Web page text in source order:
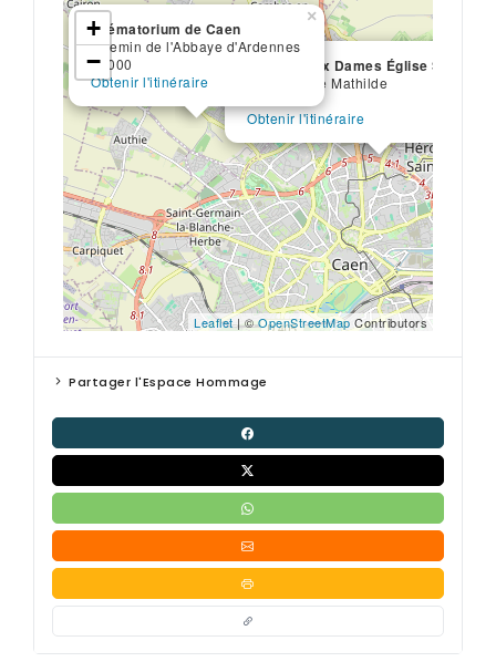
Abbaye Aux Dames Église Saint
Place Reine Mathilde
Obtenir l'itinéraire
Crématorium de Caen
Chemin de l'Abbaye d'Ardennes
14000
Obtenir l'itinéraire
×
+
−
Leaflet| ©OpenStreetMap Contributors
Partager l'Espace Hommage